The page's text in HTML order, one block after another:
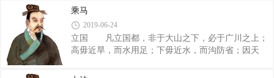
竭矣。赋敛厚，则下怨上矣。民力竭，则令不行矣。
下怨上，令不行，而求敌之勿谋己，不可得也。
国有四固，而富国有五事，五事五经也。 三
本 君之所审者三：一曰德不当其位；二曰功不当
其禄；三曰能不当其官；此三本者，治乱之原也；故
国有德义未明于朝者，则不可加以尊位；功力未见于
国者，则不可授与重禄；临事不信于民者，则不可使
乘马
2019-06-24
立国 凡立国都，非于大山之下，必于广川之上；
高毋近旱，而水用足；下毋近水，而沟防省；因天
绳。 大数 无为者帝，为而无以为者王，为而